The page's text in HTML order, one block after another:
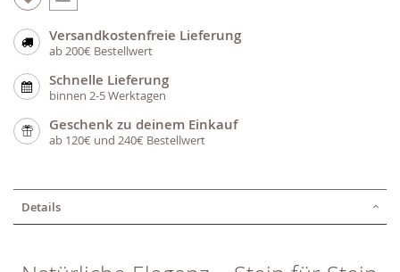
Versandkostenfreie Lieferung
ab 200€ Bestellwert
Schnelle Lieferung
binnen 2-5 Werktagen
Geschenk zu deinem Einkauf
ab 120€ und 240€ Bestellwert
Details